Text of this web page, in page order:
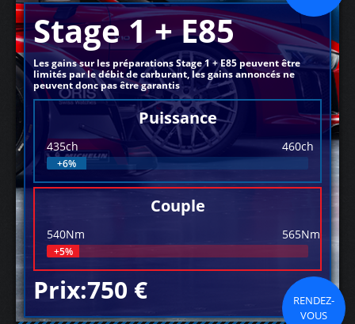
Stage 1 + E85
Les gains sur les préparations Stage 1 + E85 peuvent être
limités par le débit de carburant, les gains annoncés ne
peuvent donc pas être garantis
Puissance
435ch 460ch
+6%
Couple
540Nm 565Nm
+5%
Prix:750 €
RENDEZ-
VOUS